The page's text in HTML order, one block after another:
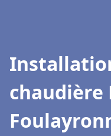
chaudière